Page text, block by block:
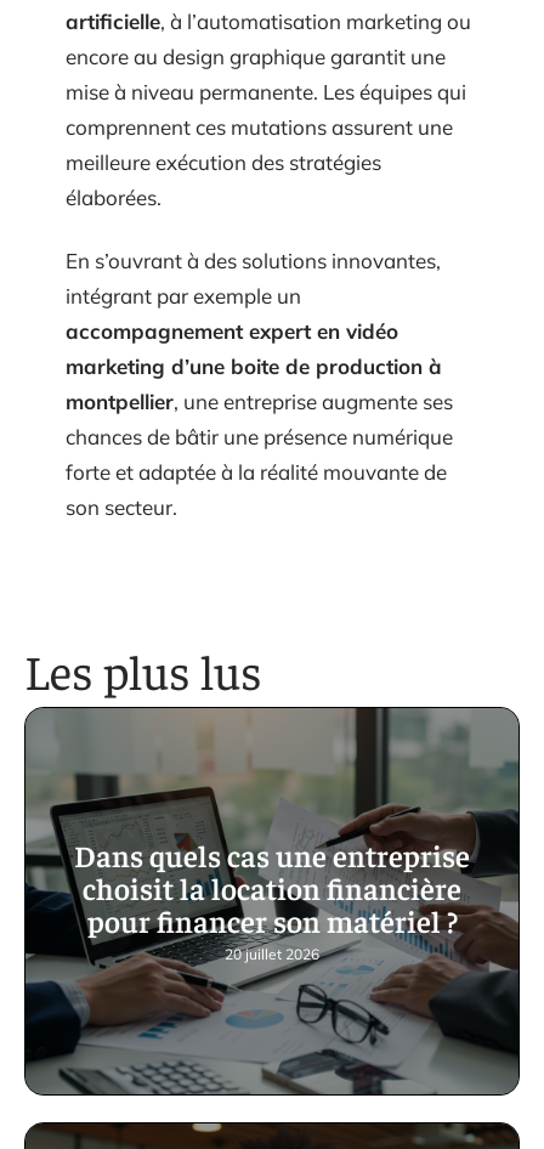
artificielle, à l’automatisation marketing ou
encore au design graphique garantit une
mise à niveau permanente. Les équipes qui
comprennent ces mutations assurent une
meilleure exécution des stratégies
élaborées.
En s’ouvrant à des solutions innovantes,
intégrant par exemple un
accompagnement expert en vidéo
marketing d’une boite de production à
montpellier, une entreprise augmente ses
chances de bâtir une présence numérique
forte et adaptée à la réalité mouvante de
son secteur.
Les plus lus
Dans quels cas une entreprise
choisit la location financière
pour financer son matériel ?
20 juillet 2026